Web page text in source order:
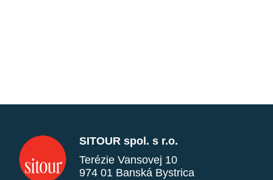
SITOUR spol. s r.o.
Terézie Vansovej 10
974 01 Banská Bystrica